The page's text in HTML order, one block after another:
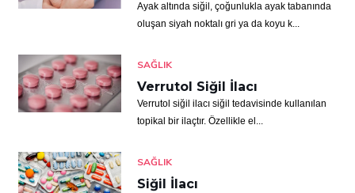
Ayak altında siğil, çoğunlukla ayak tabanında
oluşan siyah noktalı gri ya da koyu k...
SAĞLIK
Verrutol Siğil İlacı
Verrutol siğil ilacı siğil tedavisinde kullanılan
topikal bir ilaçtır. Özellikle el...
SAĞLIK
Siğil İlacı